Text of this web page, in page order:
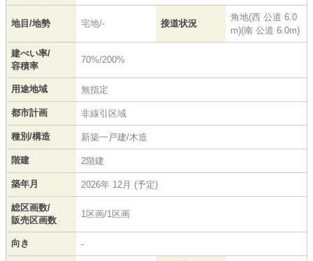
地目/地勢 宅地/- 接道状況
角地(西 公道 6.0
m)(南 公道 6.0m)
建ぺい率/
容積率
70%/200%
用途地域 無指定
都市計画 非線引区域
種別/構造 新築一戸建/木造
階建 2階建
築年月 2026年 12月 (予定)
総区画数/
販売区画数
1区画/1区画
向き -